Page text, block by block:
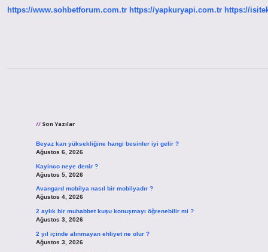
https://www.sohbetforum.com.tr https://yapkuryapi.com.tr https://
Son Yazılar
Beyaz kan yüksekliğine hangi besinler iyi gelir ?
Ağustos 6, 2026
Kayinco neye denir ?
Ağustos 5, 2026
Avangard mobilya nasıl bir mobilyadır ?
Ağustos 4, 2026
2 aylık bir muhabbet kuşu konuşmayı öğrenebilir mi ?
Ağustos 3, 2026
2 yıl içinde alınmayan ehliyet ne olur ?
Ağustos 3, 2026